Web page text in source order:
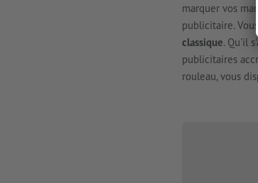
marquer vos
publicitaire.
classique. Qu'il
publicitaires
rouleau, vous